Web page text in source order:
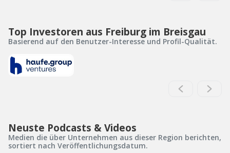
Top Investoren aus Freiburg im Breisgau
Basierend auf den Benutzer-Interesse und Profil-Qualität.
Neuste Podcasts & Videos
Medien die über Unternehmen aus dieser Region berichten,
sortiert nach Veröffentlichungsdatum.